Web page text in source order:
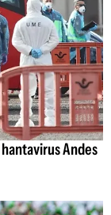
Andes